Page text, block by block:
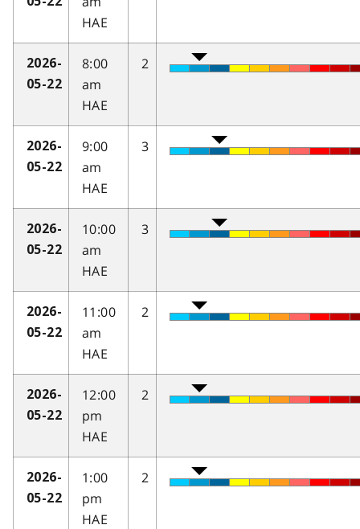
HAE
2026-
05-22
8:00
am
HAE
2
2026-
05-22
9:00
am
HAE
3
2026-
05-22
10:00
am
HAE
3
2026-
05-22
11:00
am
HAE
2
2026-
05-22
12:00
pm
HAE
2
2026-
05-22
1:00
pm
HAE
2